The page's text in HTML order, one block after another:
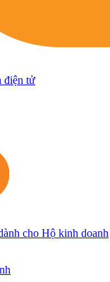
điện tử
cho Hộ kinh doanh